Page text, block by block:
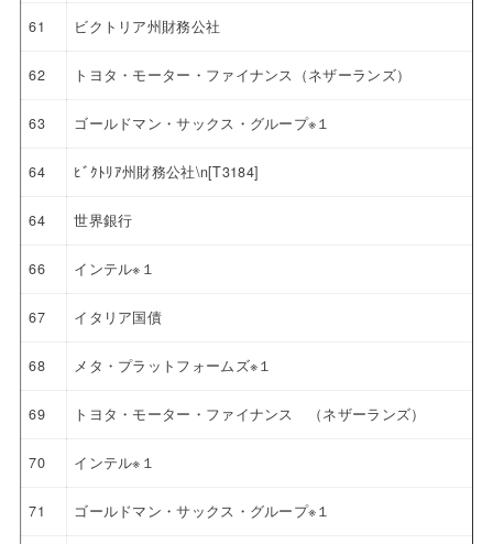
61 ビクトリア州財務公社
62 トヨタ・モーター・ファイナンス（ネザーランズ）
63 ゴールドマン・サックス・グループ※１
64 ﾋﾞｸﾄﾘｱ州財務公社\n[T3184]
64 世界銀行
66 インテル※１
67 イタリア国債
68 メタ・プラットフォームズ※１
69 トヨタ・モーター・ファイナンス （ネザーランズ）
70 インテル※１
71 ゴールドマン・サックス・グループ※１